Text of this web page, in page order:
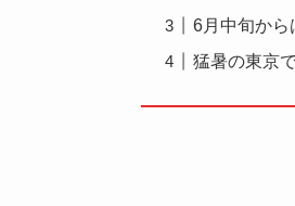
6月中旬から
猛暑の東京